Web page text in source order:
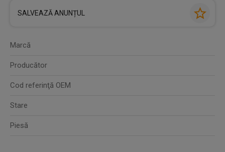
SALVEAZĂ ANUNȚUL
Marcă
Producător
Cod referinţă OEM
Stare
Piesă